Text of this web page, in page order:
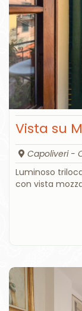
Vista su
Capoliveri -
Luminoso
con vista